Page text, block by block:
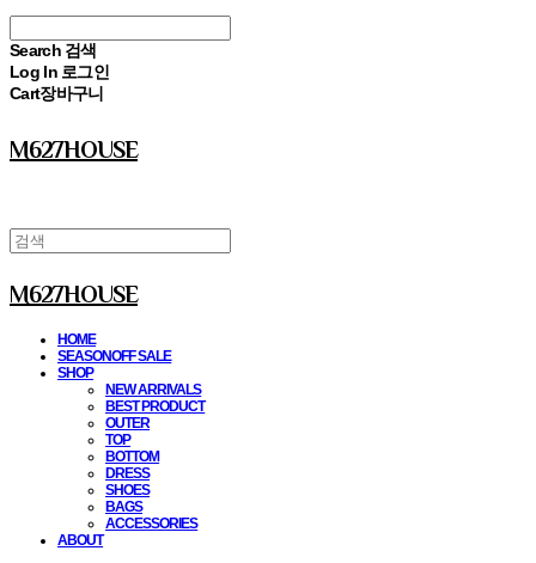
Search 검색
Log In 로그인
Cart장바구니
M627HOUSE
M627HOUSE
HOME
SEASONOFF SALE
SHOP
NEW ARRIVALS
BEST PRODUCT
OUTER
TOP
BOTTOM
DRESS
SHOES
BAGS
ACCESSORIES
ABOUT